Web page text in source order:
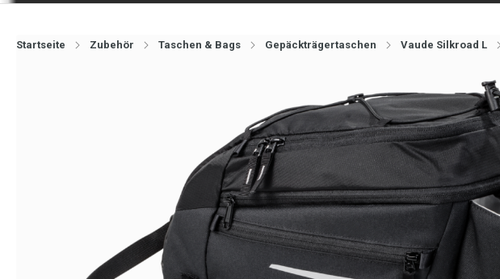
Startseite Zubehör Taschen & Bags Gepäckträgertaschen Vaude Silkroad L